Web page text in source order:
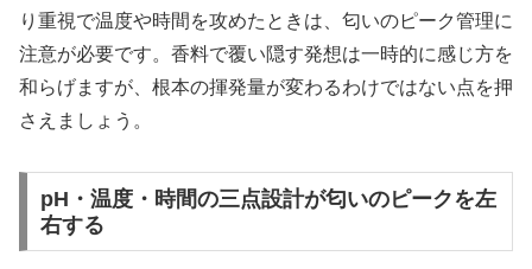
り重視で温度や時間を攻めたときは、匂いのピーク管理に
注意が必要です。香料で覆い隠す発想は一時的に感じ方を
和らげますが、根本の揮発量が変わるわけではない点を押
さえましょう。
pH・温度・時間の三点設計が匂いのピークを左
右する